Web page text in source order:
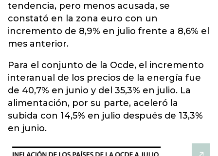
tendencia, pero menos acusada, se
constató en la zona euro con un
incremento de 8,9% en julio frente a 8,6% el
mes anterior.
Para el conjunto de la Ocde, el incremento
interanual de los precios de la energía fue
de 40,7% en junio y del 35,3% en julio. La
alimentación, por su parte, aceleró la
subida con 14,5% en julio después de 13,3%
en junio.